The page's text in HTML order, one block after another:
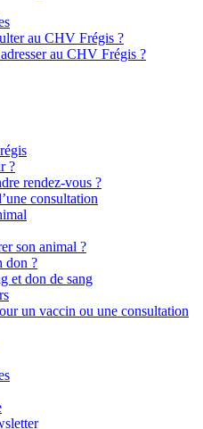
au CHV Frégis ?
au CHV Frégis ?
?
rendez-vous ?
consultation
son animal ?
don ?
et don de sang
un vaccin ou une consultation